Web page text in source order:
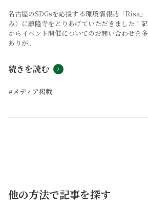
名古屋のSDGsを応援する環境情報誌「Risa
み）に願隆寺をとりあげていただきました！
からイベント開催についてのお問い合わせを
ありが...
続きを読む
#メディア掲載
他の方法で記事を探す